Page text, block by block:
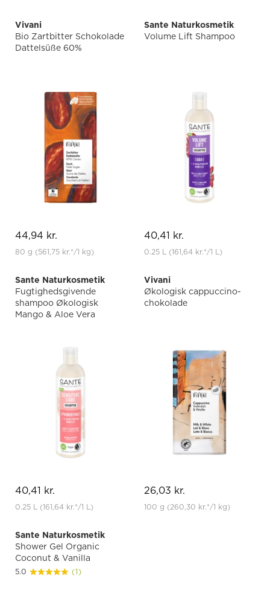
Vivani
Bio Zartbitter Schokolade
Dattelsüße 60%
44,94 kr.
80 g (561,75 kr.*/1 kg)
Sante Naturkosmetik
Volume Lift Shampoo
40,41 kr.
0.25 L (161,64 kr.*/1 L)
Sante Naturkosmetik
Fugtighedsgivende
shampoo Økologisk
Mango & Aloe Vera
40,41 kr.
0.25 L (161,64 kr.*/1 L)
Vivani
Økologisk cappuccino-
chokolade
26,03 kr.
100 g (260,30 kr.*/1 kg)
Sante Naturkosmetik
Shower Gel Organic
Coconut & Vanilla
5.0 (1)